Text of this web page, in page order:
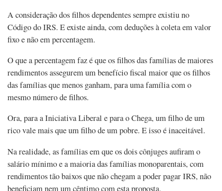
A consideração dos filhos dependentes sempre existiu no
Código do IRS. E existe ainda, com deduções à coleta em valor
fixo e não em percentagem.
O que a percentagem faz é que os filhos das famílias de maiores
rendimentos assegurem um benefício fiscal maior que os filhos
das famílias que menos ganham, para uma família com o
mesmo número de filhos.
Ora, para a Iniciativa Liberal e para o Chega, um filho de um
rico vale mais que um filho de um pobre. E isso é inaceitável.
Na realidade, as famílias em que os dois cônjuges aufiram o
salário mínimo e a maioria das famílias monoparentais, com
rendimentos tão baixos que não chegam a poder pagar IRS, não
beneficiam nem um cêntimo com esta proposta.